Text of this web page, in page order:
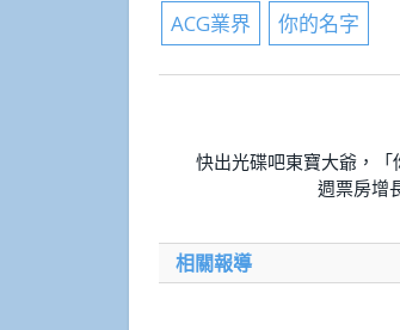
ACG業界 你的名字
快出光碟吧東寶大爺，「
週票房增
相關報導